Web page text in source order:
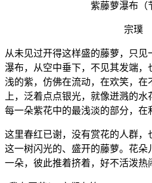
紫藤萝瀑布（
宗璞
从未见过开得这样盛的藤萝，只
瀑布，从空中垂下，不见其发端
浅的紫，仿佛在流动，在欢笑，在
上，泛着点点银光，就像迸溅的
每一朵紫花中的最浅淡的部分，在
这里春红已谢，没有赏花的人群，
这一树闪光的、盛开的藤萝。花朵
一朵，彼此推着挤着，好不活泼热